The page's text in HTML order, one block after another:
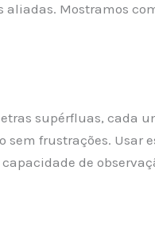
Mostramos
supérfluas, cada
frustrações. Usar
de